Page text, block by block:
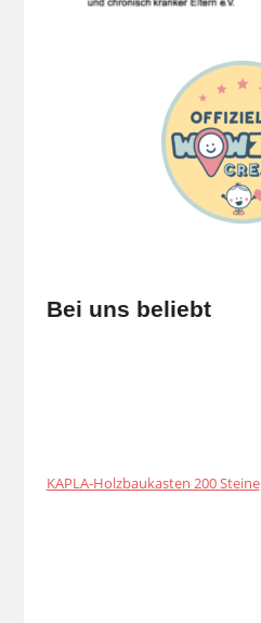
Bei uns beliebt
KAPLA-Holzbaukasten 200 Steine